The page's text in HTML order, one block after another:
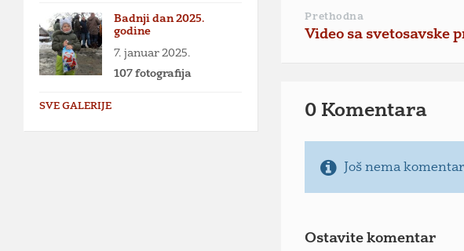
Prethodna
Video sa svetosavske
0 Komentara
Još nema
Ostavite komentar
Badnji dan 2025.
godine
7. januar 2025.
107 fotografija
SVE GALERIJE